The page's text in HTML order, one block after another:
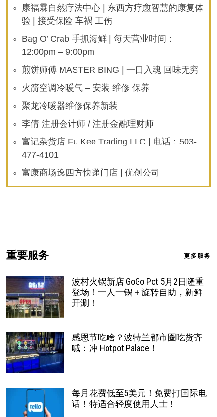
康福霖自然疗法中心 | 东西方疗愈智慧的康复体
验 | 接受保险 车祸 工伤
Bag O’ Crab 手抓海鲜 | 每天营业时间：
12:00pm – 9:00pm
煎饼师傅 MASTER BING | 一口入魂 回味无穷
火箭空调冷暖气 – 安装 维修 保养
聚龙冷暖器维修保养新装
李倩 注册会计师 / 注册金融理财师
富记杂货店 Fu Kee Trading LLC | 电话：503-
477-4101
富康商场逸四方快递门店 | 优创公司
重要服务 更多服务
波村火锅新店 GoGo Pot 5月2日隆重
登场！一人一锅＋旋转自助，新鲜
开涮！
感恩节吃啥？波特兰都市圈吃货齐
喊：冲 Hotpot Palace！
每月花费低至5美元！免费打国际电
话！特适合轻度使用人士！